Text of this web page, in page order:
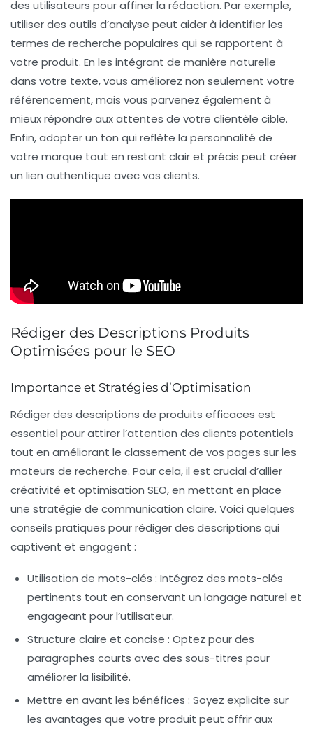
des utilisateurs pour affiner la rédaction. Par exemple,
utiliser des outils d’analyse peut aider à identifier les
termes de recherche populaires qui se rapportent à
votre produit. En les intégrant de manière naturelle
dans votre texte, vous améliorez non seulement votre
référencement, mais vous parvenez également à
mieux répondre aux attentes de votre clientèle cible.
Enfin, adopter un ton qui reflète la personnalité de
votre marque tout en restant clair et précis peut créer
un lien authentique avec vos clients.
Rédiger des Descriptions Produits
Optimisées pour le SEO
Importance et Stratégies d’Optimisation
Rédiger des descriptions de produits efficaces est
essentiel pour attirer l’attention des clients potentiels
tout en améliorant le classement de vos pages sur les
moteurs de recherche. Pour cela, il est crucial d’allier
créativité et optimisation SEO, en mettant en place
une stratégie de communication claire. Voici quelques
conseils pratiques pour rédiger des descriptions qui
captivent et engagent :
Utilisation de mots-clés : Intégrez des mots-clés
pertinents tout en conservant un langage naturel et
engageant pour l’utilisateur.
Structure claire et concise : Optez pour des
paragraphes courts avec des sous-titres pour
améliorer la lisibilité.
Mettre en avant les bénéfices : Soyez explicite sur
les avantages que votre produit peut offrir aux